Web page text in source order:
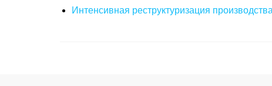
Интенсивная реструктуризация